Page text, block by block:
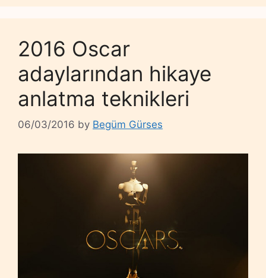
2016 Oscar
adaylarından hikaye
anlatma teknikleri
06/03/2016 by Begüm Gürses